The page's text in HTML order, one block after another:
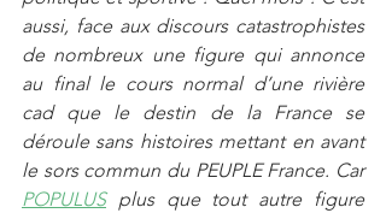
aussi, face aux discours catastrophistes
de nombreux une figure qui annonce
au final le cours normal d’une rivière
cad que le destin de la France se
déroule sans histoires mettant en avant
le sors commun du PEUPLE France. Car
POPULUS plus que tout autre figure